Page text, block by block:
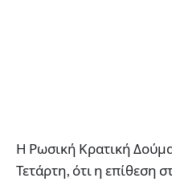
Η Ρωσική Κρατική
Τετάρτη, ότι η επίθεση